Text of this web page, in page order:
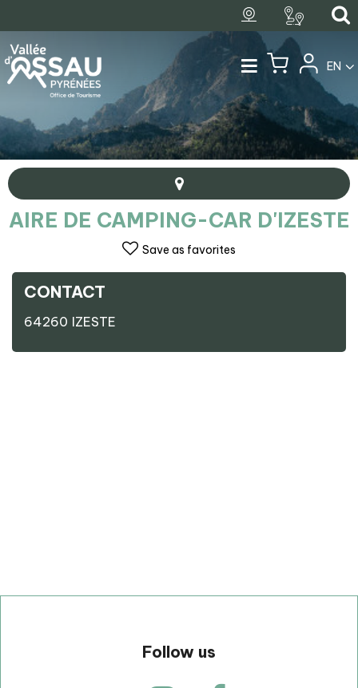
EN
AIRE DE CAMPING-CAR D'IZESTE
Save as favorites
CONTACT
64260 IZESTE
−
Follow us